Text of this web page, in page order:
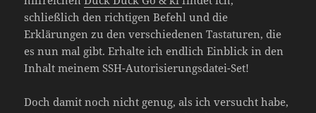
schließlich den richtigen Befehl und die
Erklärungen zu den verschiedenen Tastaturen, die
es nun mal gibt. Erhalte ich endlich Einblick in den
Inhalt meinem SSH-Autorisierungsdatei-Set!
Doch damit noch nicht genug, als ich versucht habe,